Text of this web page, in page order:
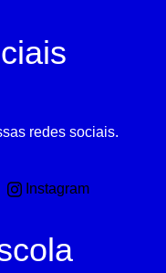
redes sociais.
Instagram